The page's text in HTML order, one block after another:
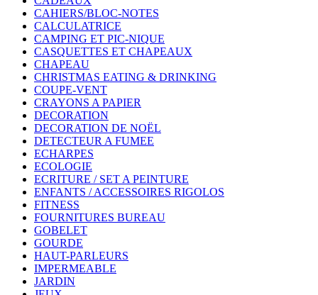
CAHIERS/BLOC-NOTES
CALCULATRICE
CAMPING ET PIC-NIQUE
CASQUETTES ET CHAPEAUX
CHAPEAU
CHRISTMAS EATING & DRINKING
COUPE-VENT
CRAYONS A PAPIER
DECORATION
DECORATION DE NOËL
DETECTEUR A FUMEE
ECHARPES
ECOLOGIE
ECRITURE / SET A PEINTURE
ENFANTS / ACCESSOIRES RIGOLOS
FITNESS
FOURNITURES BUREAU
GOBELET
GOURDE
HAUT-PARLEURS
IMPERMEABLE
JARDIN